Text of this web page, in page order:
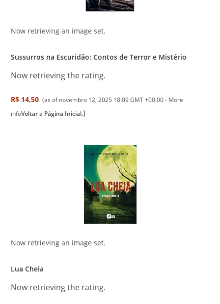
Now retrieving an image set.
Sussurros na Escuridão: Contos de Terror e Mistério
Now retrieving the rating.
R$ 14,50 (as of novembro 12, 2025 18:09 GMT +00:00 - More
infoVoltar a Página Inicial.)
Now retrieving an image set.
Lua Cheia
Now retrieving the rating.